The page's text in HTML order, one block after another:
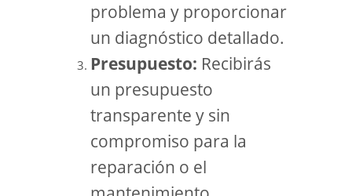
problema y proporcionar
un diagnóstico detallado.
Presupuesto: Recibirás
un presupuesto
transparente y sin
compromiso para la
reparación o el